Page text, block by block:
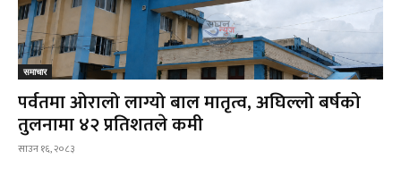
समाचार
पर्वतमा ओरालो लाग्यो बाल मातृत्व, अघिल्लो बर्षको
तुलनामा ४२ प्रतिशतले कमी
साउन १६, २०८३